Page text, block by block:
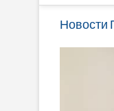
Новости